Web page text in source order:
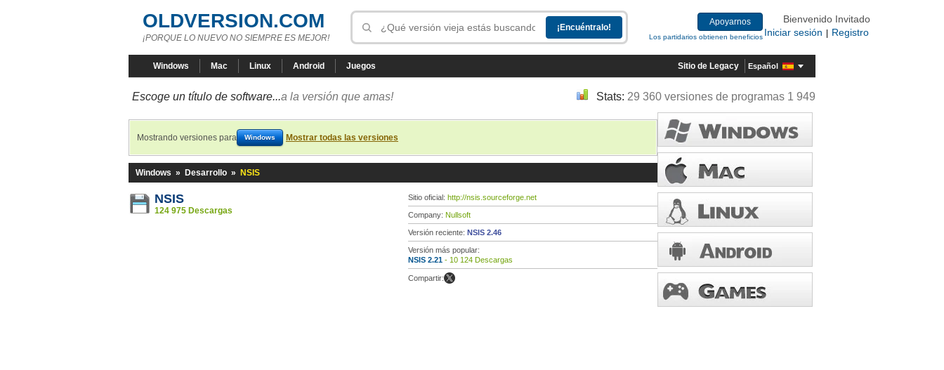
OLDVERSION.COM
¡PORQUE LO NUEVO NO SIEMPRE ES MEJOR!
Apoyarnos
Los partidarios obtienen beneficios
Bienvenido Invitado
Iniciar sesión
Registro
Windows Mac Linux Android Juegos Sitio de Legacy Español
Escoge un título de software...a la versión que amas! Stats: 29 360 versiones de programas 1 949
Mostrando versiones para Windows Mostrar todas las versiones
Windows » Desarrollo » NSIS
NSIS
124 975 Descargas
Sitio oficial: http://nsis.sourceforge.net
Company: Nullsoft
Versión reciente: NSIS 2.46
Versión más popular:
NSIS 2.21 - 10 124 Descargas
Compartir: